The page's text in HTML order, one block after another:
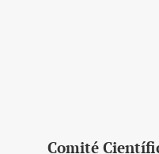
Comité